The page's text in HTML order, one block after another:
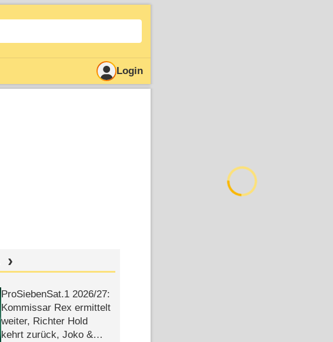
Login
ProSiebenSat.1 2026/​27:
Kommissar Rex ermittelt
weiter, Richter Hold
kehrt zurück, Joko &